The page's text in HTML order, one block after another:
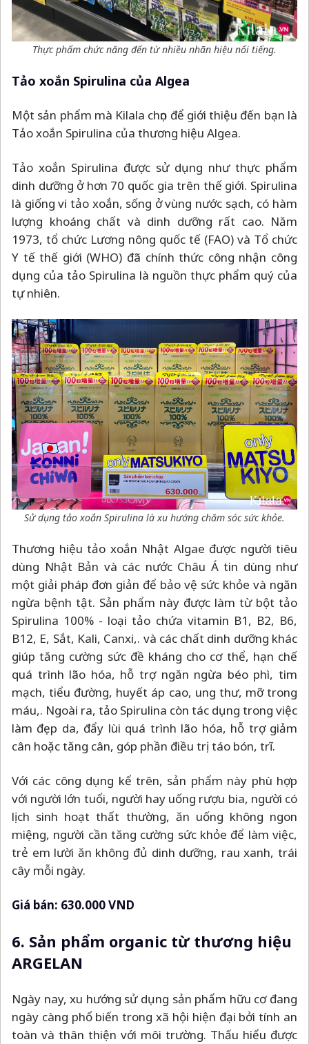
Thực phẩm chức năng đến từ nhiều nhãn hiệu nổi tiếng.
Tảo xoắn Spirulina của Algea
Một sản phẩm mà Kilala chọn để giới thiệu đến bạn là
Tảo xoắn Spirulina của thương hiệu Algea.
Tảo xoắn Spirulina được sử dụng như thực phẩm
dinh dưỡng ở hơn 70 quốc gia trên thế giới. Spirulina
là giống vi tảo xoắn, sống ở vùng nước sạch, có hàm
lượng khoáng chất và dinh dưỡng rất cao. Năm
1973, tổ chức Lương nông quốc tế (FAO) và Tổ chức
Y tế thế giới (WHO) đã chính thức công nhận công
dụng của tảo Spirulina là nguồn thực phẩm quý của
tự nhiên.
Sử dụng tảo xoắn Spirulina là xu hướng chăm sóc sức khỏe.
Thương hiệu tảo xoắn Nhật Algae được người tiêu
dùng Nhật Bản và các nước Châu Á tin dùng như
một giải pháp đơn giản để bảo vệ sức khỏe và ngăn
ngừa bệnh tật. Sản phẩm này được làm từ bột tảo
Spirulina 100% - loại tảo chứa vitamin B1, B2, B6,
B12, E, Sắt, Kali, Canxi,. và các chất dinh dưỡng khác
giúp tăng cường sức đề kháng cho cơ thể, hạn chế
quá trình lão hóa, hỗ trợ ngăn ngừa béo phì, tim
mạch, tiểu đường, huyết áp cao, ung thư, mỡ trong
máu,. Ngoài ra, tảo Spirulina còn tác dụng trong việc
làm đẹp da, đẩy lùi quá trình lão hóa, hỗ trợ giảm
cân hoặc tăng cân, góp phần điều trị táo bón, trĩ.
Với các công dụng kể trên, sản phẩm này phù hợp
với người lớn tuổi, người hay uống rượu bia, người có
lịch sinh hoạt thất thường, ăn uống không ngon
miệng, người cần tăng cường sức khỏe để làm việc,
trẻ em lười ăn không đủ dinh dưỡng, rau xanh, trái
cây mỗi ngày.
Giá bán: 630.000 VND
6. Sản phẩm organic từ thương hiệu
ARGELAN
Ngày nay, xu hướng sử dụng sản phẩm hữu cơ đang
ngày càng phổ biến trong xã hội hiện đại bởi tính an
toàn và thân thiện với môi trường. Thấu hiểu được